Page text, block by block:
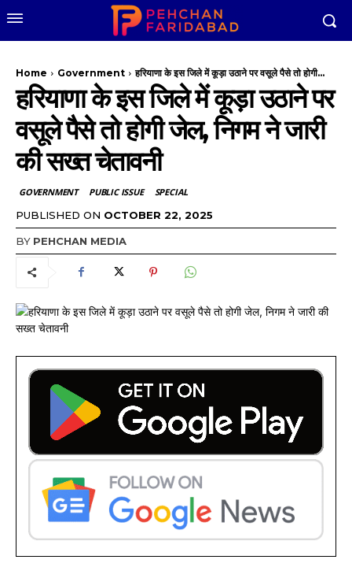
Home Government हरियाणा के इस जिले में कूड़ा उठाने पर वसूले पैसे तो होगी...
हरियाणा के इस जिले में कूड़ा उठाने पर
वसूले पैसे तो होगी जेल, निगम ने जारी
की सख्त चेतावनी
GOVERNMENT PUBLIC ISSUE SPECIAL
PUBLISHED ON OCTOBER 22, 2025
BY PEHCHAN MEDIA